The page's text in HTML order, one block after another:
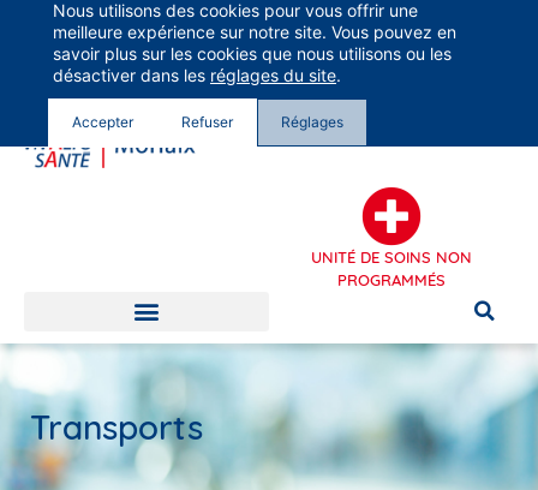
Groupe Vivalto Santé
Entre nous, la vie
UNITÉ DE SOINS NON
PROGRAMMÉS
Transports
Nous utilisons des cookies pour vous offrir une
meilleure expérience sur notre site. Vous pouvez en
savoir plus sur les cookies que nous utilisons ou les
désactiver dans les réglages du site.
Accepter Refuser Réglages